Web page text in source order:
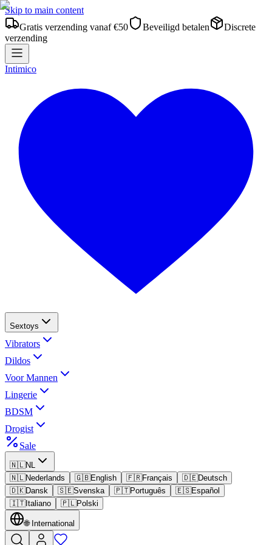
Skip to main content
Gratis verzending vanaf €50
Beveiligd betalen
Discrete
verzending
Intimico
Sextoys
Vibrators
Dildos
Voor Mannen
Lingerie
BDSM
Drogist
Sale
🇳🇱NL
🇳🇱Nederlands 🇬🇧English 🇫🇷Français 🇩🇪Deutsch
🇩🇰Dansk 🇸🇪Svenska 🇵🇹Português 🇪🇸Español
🇮🇹Italiano 🇵🇱Polski
🌐 International